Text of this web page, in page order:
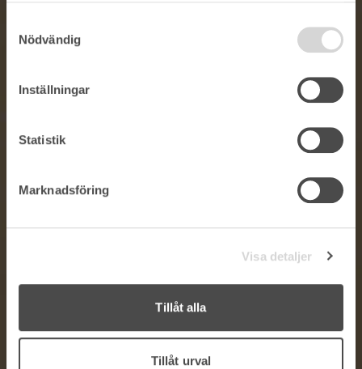
Nödvändig
Inställningar
Statistik
Marknadsföring
Visa detaljer
Tillåt alla
Tillåt urval